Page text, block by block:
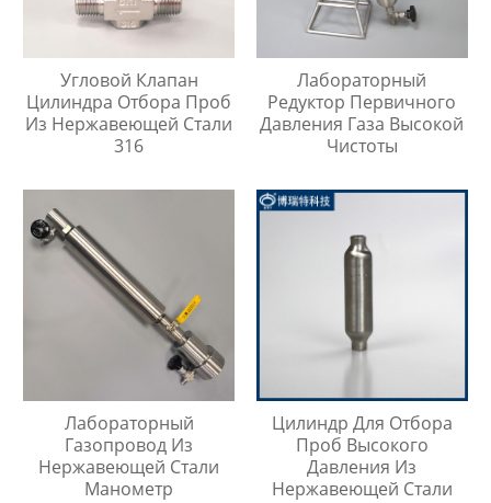
Угловой Клапан
Цилиндра Отбора Проб
Из Нержавеющей Стали
316
Лабораторный
Редуктор Первичного
Давления Газа Высокой
Чистоты
Лабораторный
Газопровод Из
Нержавеющей Стали
Манометр
Цилиндр Для Отбора
Проб Высокого
Давления Из
Нержавеющей Стали